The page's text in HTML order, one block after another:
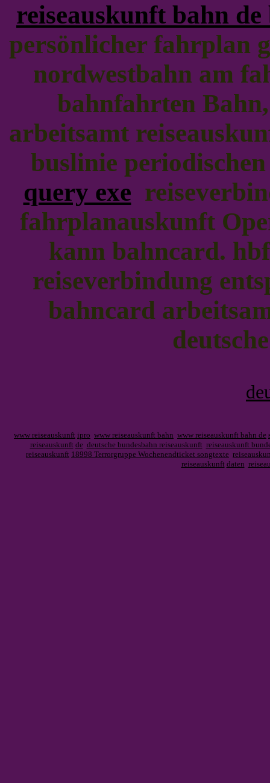
reiseauskunft bahn
persönlicher fahrplan
nordwestbahn am
bahnfahrten
arbeitsamt
buslinie
query exe
fahrplanauskunft
kann bahncard.
reiseverbindung
bahncard
www reiseauskunft ipro www reiseauskunft bahn www reiseauskunft bahn de
reiseauskunft de deutsche bundesbahn reiseauskunft reiseauskunft
reiseauskunft 18998 Terrorgruppe Wochenendticket songtexte
reiseauskunft daten